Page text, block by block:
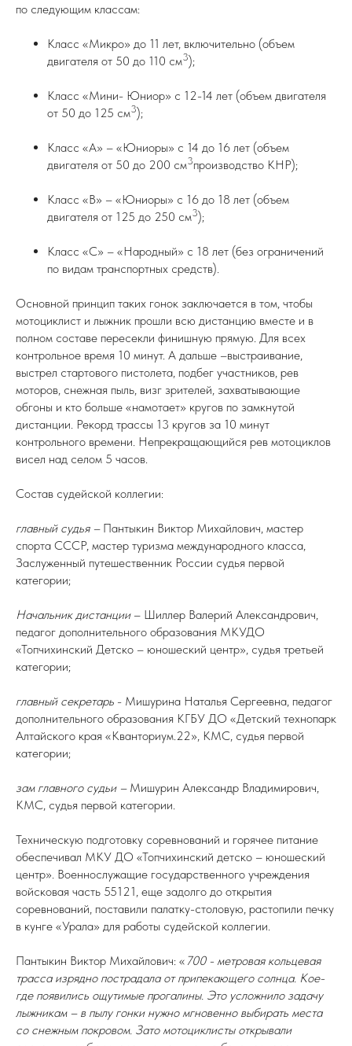
по следующим классам:
Класс «Микро» до 11 лет, включительно (объем
двигателя от 50 до 110 см3);
Класс «Мини- Юниор» с 12-14 лет (объем двигателя
от 50 до 125 см3);
Класс «А» – «Юниоры» с 14 до 16 лет (объем
двигателя от 50 до 200 см3производство КНР);
Класс «В» – «Юниоры» с 16 до 18 лет (объем
двигателя от 125 до 250 см3);
Класс «С» – «Народный» с 18 лет (без ограничений
по видам транспортных средств).
Основной принцип таких гонок заключается в том, чтобы
мотоциклист и лыжник прошли всю дистанцию вместе и в
полном составе пересекли финишную прямую. Для всех
контрольное время 10 минут. А дальше –выстраивание,
выстрел стартового пистолета, подбег участников, рев
моторов, снежная пыль, визг зрителей, захватывающие
обгоны и кто больше «намотает» кругов по замкнутой
дистанции. Рекорд трассы 13 кругов за 10 минут
контрольного времени. Непрекращающийся рев мотоциклов
висел над селом 5 часов.
Состав судейской коллегии:
главный судья – Пантыкин Виктор Михайлович, мастер
спорта СССР, мастер туризма международного класса,
Заслуженный путешественник России судья первой
категории;
Начальник дистанции – Шиллер Валерий Александрович,
педагог дополнительного образования МКУДО
«Топчихинский Детско – юношеский центр», судья третьей
категории;
главный секретарь - Мишурина Наталья Сергеевна, педагог
дополнительного образования КГБУ ДО «Детский технопарк
Алтайского края «Кванториум.22», КМС, судья первой
категории;
зам главного судьи – Мишурин Александр Владимирович,
КМС, судья первой категории.
Техническую подготовку соревнований и горячее питание
обеспечивал МКУ ДО «Топчихинский детско – юношеский
центр». Военнослужащие государственного учреждения
войсковая часть 55121, еще задолго до открытия
соревнований, поставили палатку-столовую, растопили печку
в кунге «Урала» для работы судейской коллегии.
Пантыкин Виктор Михайлович: « 700 - метровая кольцевая
трасса изрядно пострадала от припекающего солнца. Кое-
где появились ощутимые прогалины. Это усложнило задачу
лыжникам – в пылу гонки нужно мгновенно выбирать места
со снежным покровом. Зато мотоциклисты открывали